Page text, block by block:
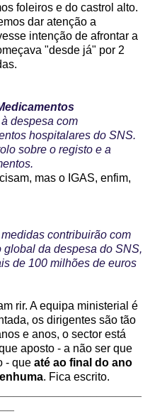
foleiros e do castrol alto.
dar atenção a
intenção de afrontar a
"desde já" por 2
despesa com
hospitalares do SNS.
sobre o registo e a
mas o IGAS, enfim,
contribuirão com
da despesa do SNS,
de 100 milhões de euros
rir. A equipa ministerial é
os dirigentes são tão
e anos, o sector está
aposto - a não ser que
- que até ao final do ano
. Fica escrito.